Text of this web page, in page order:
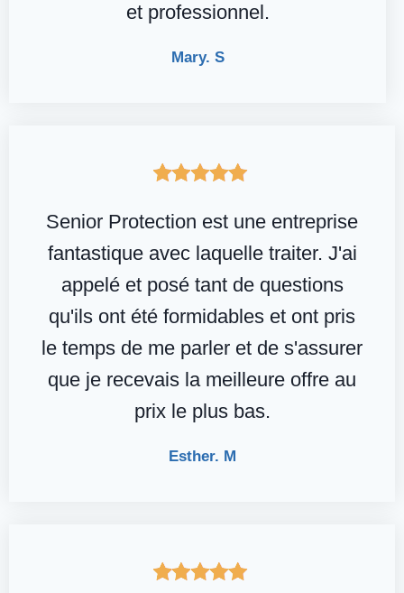
et professionnel.
Mary. S
Senior Protection est une entreprise
fantastique avec laquelle traiter. J'ai
appelé et posé tant de questions
qu'ils ont été formidables et ont pris
le temps de me parler et de s'assurer
que je recevais la meilleure offre au
prix le plus bas.
Esther. M